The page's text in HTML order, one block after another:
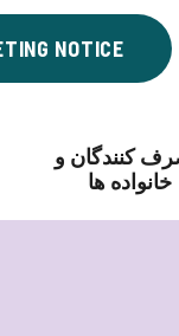
NOTICE
کنندگان و
خانواده ها